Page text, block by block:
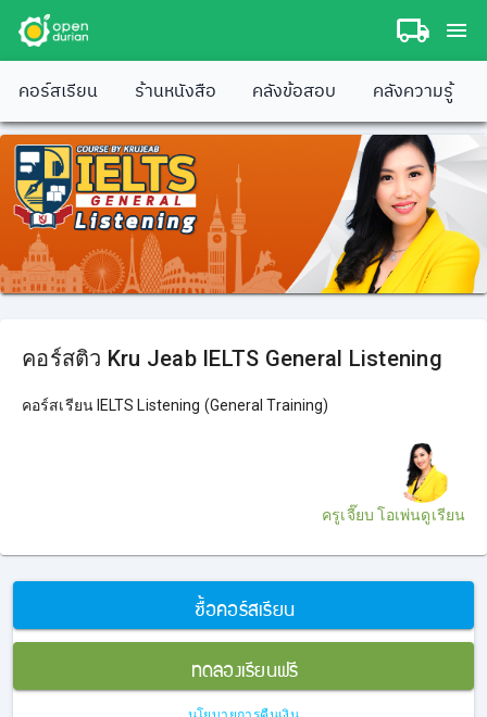
คอร์สเรียน ร้านหนังสือ คลังข้อสอบ คลังความรู้
คอร์สติว Kru Jeab IELTS General Listening
คอร์สเรียน IELTS Listening (General Training)
ครูเจี๊ยบ โอเพ่นดูเรียน
ซื้อคอร์สเรียน
ทดลองเรียนฟรี